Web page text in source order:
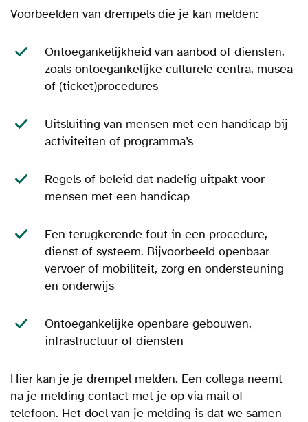
Voorbeelden van drempels die je kan melden:
Ontoegankelijkheid van aanbod of diensten,
zoals ontoegankelijke culturele centra, musea
of (ticket)procedures
Uitsluiting van mensen met een handicap bij
activiteiten of programma’s
Regels of beleid dat nadelig uitpakt voor
mensen met een handicap
Een terugkerende fout in een procedure,
dienst of systeem. Bijvoorbeeld openbaar
vervoer of mobiliteit, zorg en ondersteuning
en onderwijs
Ontoegankelijke openbare gebouwen,
infrastructuur of diensten
Hier kan je je drempel melden. Een collega neemt
na je melding contact met je op via mail of
telefoon. Het doel van je melding is dat we samen